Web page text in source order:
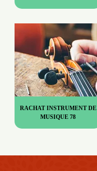
RACHAT INSTRUMENT DE
MUSIQUE 78